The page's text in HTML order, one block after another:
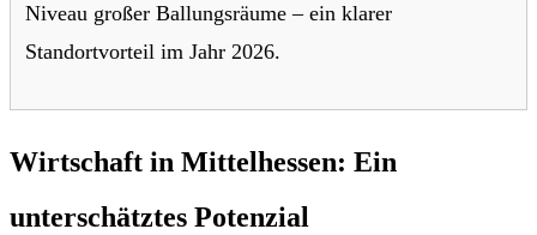
Niveau großer Ballungsräume – ein klarer
Standortvorteil im Jahr 2026.
Wirtschaft in Mittelhessen: Ein
unterschätztes Potenzial